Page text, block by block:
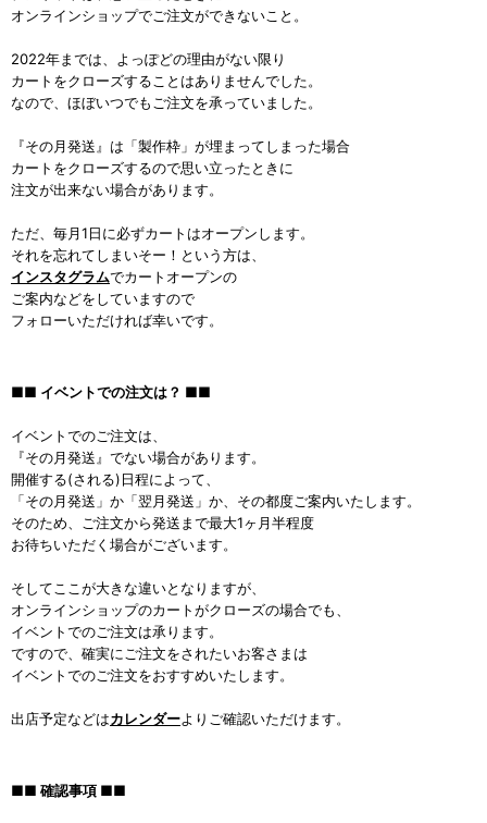
オンラインショップでご注文ができないこと。
2022年までは、よっぽどの理由がない限り
カートをクローズすることはありませんでした。
なので、ほぼいつでもご注文を承っていました。
『その月発送』は「製作枠」が埋まってしまった場合
カートをクローズするので思い立ったときに
注文が出来ない場合があります。
ただ、毎月1日に必ずカートはオープンします。
それを忘れてしまいそー！という方は、
インスタグラムでカートオープンの
ご案内などをしていますので
フォローいただければ幸いです。
■■ イベントでの注文は？ ■■
イベントでのご注文は、
『その月発送』でない場合があります。
開催する(される)日程によって、
「その月発送」か「翌月発送」か、その都度ご案内いたします。
そのため、ご注文から発送まで最大1ヶ月半程度
お待ちいただく場合がございます。
そしてここが大きな違いとなりますが、
オンラインショップのカートがクローズの場合でも、
イベントでのご注文は承ります。
ですので、確実にご注文をされたいお客さまは
イベントでのご注文をおすすめいたします。
出店予定などはカレンダーよりご確認いただけます。
■■ 確認事項 ■■